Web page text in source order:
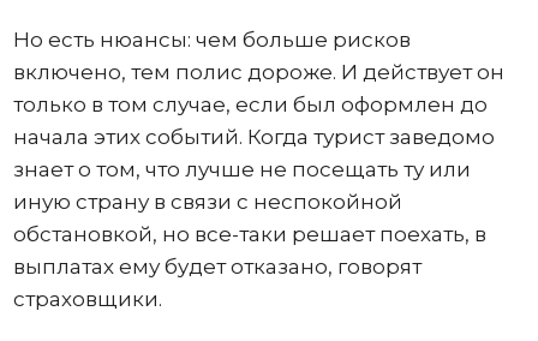
Но есть нюансы: чем больше рисков
включено, тем полис дороже. И действует он
только в том случае, если был оформлен до
начала этих событий. Когда турист заведомо
знает о том, что лучше не посещать ту или
иную страну в связи с неспокойной
обстановкой, но все-таки решает поехать, в
выплатах ему будет отказано, говорят
страховщики.